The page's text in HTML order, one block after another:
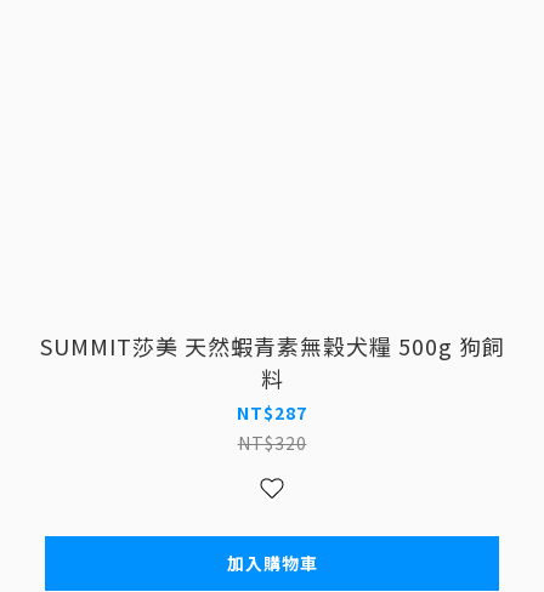
SUMMIT莎美 天然蝦青素無穀犬糧 500g 狗飼
料
NT$287
NT$320
加入購物車